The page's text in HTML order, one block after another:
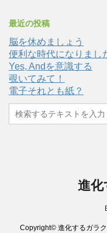
最近の投稿
脳を休めましょう
便利な時代になりまし
Yes, Andを意識する
覗いてみて！
電子それとも紙？
進化
Copyright© 進化するガラ